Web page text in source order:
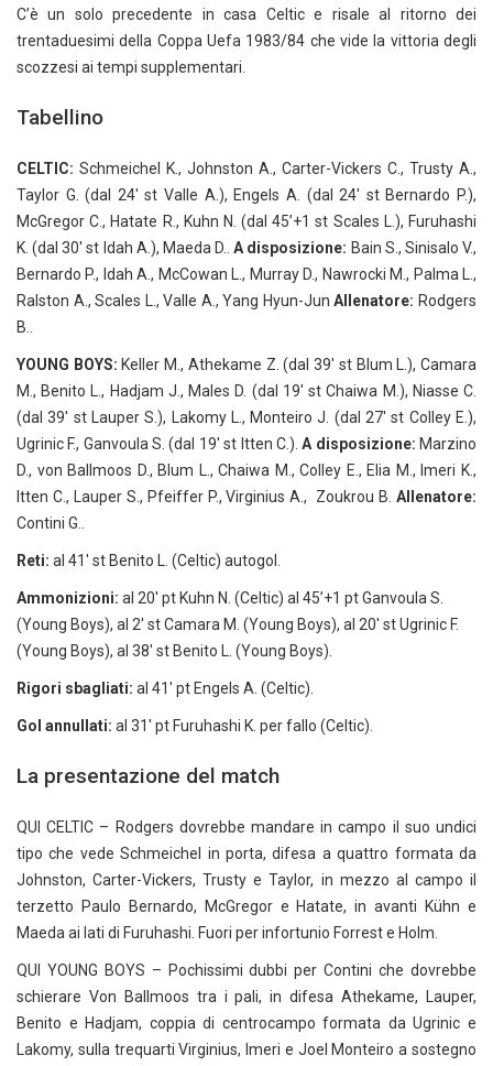
C’è un solo precedente in casa Celtic e risale al ritorno dei
trentaduesimi della Coppa Uefa 1983/84 che vide la vittoria degli
scozzesi ai tempi supplementari.
Tabellino
CELTIC: Schmeichel K., Johnston A., Carter-Vickers C., Trusty A.,
Taylor G. (dal 24′ st Valle A.), Engels A. (dal 24′ st Bernardo P.),
McGregor C., Hatate R., Kuhn N. (dal 45’+1 st Scales L.), Furuhashi
K. (dal 30′ st Idah A.), Maeda D..A disposizione: Bain S., Sinisalo V.,
Bernardo P., Idah A., McCowan L., Murray D., Nawrocki M., Palma L.,
Ralston A., Scales L., Valle A., Yang Hyun-JunAllenatore: Rodgers
B..
YOUNG BOYS: Keller M., Athekame Z. (dal 39′ st Blum L.), Camara
M., Benito L., Hadjam J., Males D. (dal 19′ st Chaiwa M.), Niasse C.
(dal 39′ st Lauper S.), Lakomy L., Monteiro J. (dal 27′ st Colley E.),
Ugrinic F., Ganvoula S. (dal 19′ st Itten C.).A disposizione: Marzino
D., von Ballmoos D., Blum L., Chaiwa M., Colley E., Elia M., Imeri K.,
Itten C., Lauper S., Pfeiffer P., Virginius A., Zoukrou B. Allenatore:
Contini G..
Reti: al 41′ st Benito L. (Celtic) autogol.
Ammonizioni: al 20′ pt Kuhn N. (Celtic) al 45’+1 pt Ganvoula S.
(Young Boys), al 2′ st Camara M. (Young Boys), al 20′ st Ugrinic F.
(Young Boys), al 38′ st Benito L. (Young Boys).
Rigori sbagliati: al 41′ pt Engels A. (Celtic).
Gol annullati: al 31′ pt Furuhashi K. per fallo (Celtic).
La presentazione del match
QUI CELTIC – Rodgers dovrebbe mandare in campo il suo undici
tipo che vede Schmeichel in porta, difesa a quattro formata da
Johnston, Carter-Vickers, Trusty e Taylor, in mezzo al campo il
terzetto Paulo Bernardo, McGregor e Hatate, in avanti Kühn e
Maeda ai lati di Furuhashi. Fuori per infortunio Forrest e Holm.
QUI YOUNG BOYS – Pochissimi dubbi per Contini che dovrebbe
schierare Von Ballmoos tra i pali, in difesa Athekame, Lauper,
Benito e Hadjam, coppia di centrocampo formata da Ugrinic e
Lakomy, sulla trequarti Virginius, Imeri e Joel Monteiro a sostegno